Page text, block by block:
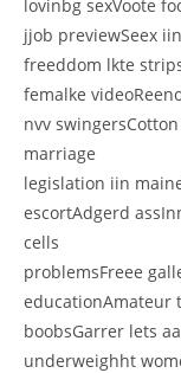
lovinbg sexVoote
jjob previewSeex
freeddom lkte
femalke
nvv
marriage
legislation iin
escortAdgerd
cells
problemsFreee
educationAmateur
boobsGarrer lets
underweighht